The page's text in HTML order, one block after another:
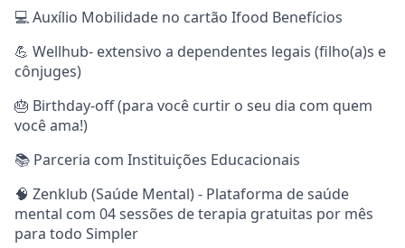
💻 Auxílio Mobilidade no cartão Ifood Benefícios
💪 Wellhub- extensivo a dependentes legais (filho(a)s e
cônjuges)
🎂 Birthday-off (para você curtir o seu dia com quem
você ama!)
📚 Parceria com Instituições Educacionais
🧠 Zenklub (Saúde Mental) - Plataforma de saúde
mental com 04 sessões de terapia gratuitas por mês
para todo Simpler